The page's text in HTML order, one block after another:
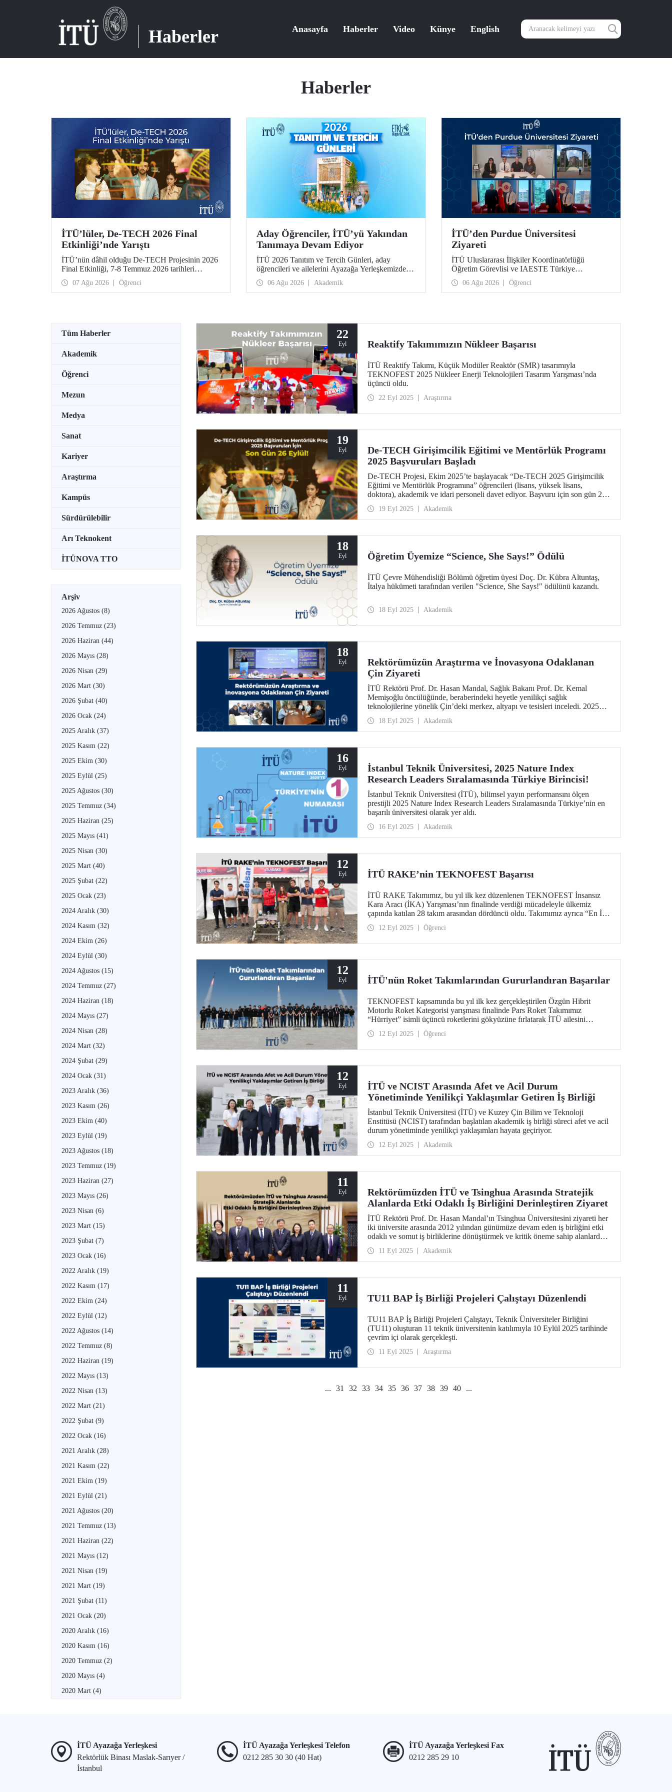
Haberler Anasayfa Haberler Video Künye English
Haberler
İTÜ’lüler, De-TECH 2026 Final
Etkinliği’nde Yarıştı
İTÜ’nün dâhil olduğu De-TECH Projesinin 2026
Final Etkinliği, 7-8 Temmuz 2026 tarihleri
arasında Almanya’da Leibniz Üniversitesi
Hannover ev sahipliğinde düzenlendi. İTÜ’lü
girişimciler, etkinlikte girişimlerini ve projelerini
Şanlı tarafından geliştirilen “PressPot” Projesi,
De-TECH İnovasyon Teknoloji Müsabakası –
kategorisinde birincilik ödülünün sahibi oldu.
07 Ağu 2026 Öğrenci
Aday Öğrenciler, İTÜ’yü Yakından
Tanımaya Devam Ediyor
İTÜ 2026 Tanıtım ve Tercih Günleri, aday
öğrencileri ve ailelerini Ayazağa Yerleşkemizde
ağırlamaya devam ediyor. Tanıtım ve Tercih
Günleri 7 Ağustos’ta tamamlanacak, ilgili fakülte
ve birimler adaylara bilgi vermeye devam edecek.
06 Ağu 2026 Akademik
İTÜ’den Purdue Üniversitesi
Ziyareti
İTÜ Uluslararası İlişkiler Koordinatörlüğü
Öğretim Görevlisi ve IAESTE Türkiye
Sorumlusu Cahit Okan, akademik ilişkileri ve iş
birliğini geliştirmek amacıyla 20-27 Temmuz
tarihlerinde ABD’de dünyanın önde gelen
06 Ağu 2026 Öğrenci
Tüm Haberler
Akademik
Öğrenci
Mezun
Medya
Sanat
Kariyer
Araştırma
Kampüs
Sürdürülebilir
Arı Teknokent
İTÜNOVA TTO
Arşiv
2026 Ağustos (8)
2026 Temmuz (23)
2026 Haziran (44)
2026 Mayıs (28)
2026 Nisan (29)
2026 Mart (30)
2026 Şubat (40)
2026 Ocak (24)
2025 Aralık (37)
2025 Kasım (22)
2025 Ekim (30)
2025 Eylül (25)
2025 Ağustos (30)
2025 Temmuz (34)
2025 Haziran (25)
2025 Mayıs (41)
2025 Nisan (30)
2025 Mart (40)
2025 Şubat (22)
2025 Ocak (23)
2024 Aralık (30)
2024 Kasım (32)
2024 Ekim (26)
2024 Eylül (30)
2024 Ağustos (15)
2024 Temmuz (27)
2024 Haziran (18)
2024 Mayıs (27)
2024 Nisan (28)
2024 Mart (32)
2024 Şubat (29)
2024 Ocak (31)
2023 Aralık (36)
2023 Kasım (26)
2023 Ekim (40)
2023 Eylül (19)
2023 Ağustos (18)
2023 Temmuz (19)
2023 Haziran (27)
2023 Mayıs (26)
2023 Nisan (6)
2023 Mart (15)
2023 Şubat (7)
2023 Ocak (16)
2022 Aralık (19)
2022 Kasım (17)
2022 Ekim (24)
2022 Eylül (12)
2022 Ağustos (14)
2022 Temmuz (8)
2022 Haziran (19)
2022 Mayıs (13)
2022 Nisan (13)
2022 Mart (21)
2022 Şubat (9)
2022 Ocak (16)
2021 Aralık (28)
2021 Kasım (22)
2021 Ekim (19)
2021 Eylül (21)
2021 Ağustos (20)
2021 Temmuz (13)
2021 Haziran (22)
2021 Mayıs (12)
2021 Nisan (19)
2021 Mart (19)
2021 Şubat (11)
2021 Ocak (20)
2020 Aralık (16)
2020 Kasım (16)
2020 Temmuz (2)
2020 Mayıs (4)
2020 Mart (4)
22
Eyl Reaktify Takımımızın Nükleer Başarısı
İTÜ Reaktify Takımı, Küçük Modüler Reaktör (SMR) tasarımıyla
TEKNOFEST 2025 Nükleer Enerji Teknolojileri Tasarım Yarışması’nda
üçüncü oldu.
22 Eyl 2025 Araştırma
19
Eyl
De-TECH Girişimcilik Eğitimi ve Mentörlük Programı
2025 Başvuruları Başladı
De-TECH Projesi, Ekim 2025’te başlayacak “De-TECH 2025 Girişimcilik
Eğitimi ve Mentörlük Programına” öğrencileri (lisans, yüksek lisans,
doktora), akademik ve idari personeli davet ediyor. Başvuru için son gün 26
19 Eyl 2025 Akademik
18
Eyl Öğretim Üyemize “Science, She Says!” Ödülü
İTÜ Çevre Mühendisliği Bölümü öğretim üyesi Doç. Dr. Kübra Altuntaş,
İtalya hükümeti tarafından verilen "Science, She Says!" ödülünü kazandı.
18 Eyl 2025 Akademik
18
Eyl
Rektörümüzün Araştırma ve İnovasyona Odaklanan
Çin Ziyareti
İTÜ Rektörü Prof. Dr. Hasan Mandal, Sağlık Bakanı Prof. Dr. Kemal
Memişoğlu öncülüğünde, beraberindeki heyetle yenilikçi sağlık
teknolojilerine yönelik Çin’deki merkez, altyapı ve tesisleri inceledi. 2025
Mandal, İTÜ ev sahipliğinde gerçekleşecek 2026 WAITRO Zirvesi’ne
hazırlıklar kapsamında NICE yöneticileriyle bir araya geldi.
18 Eyl 2025 Akademik
16
Eyl
İstanbul Teknik Üniversitesi, 2025 Nature Index
Research Leaders Sıralamasında Türkiye Birincisi!
İstanbul Teknik Üniversitesi (İTÜ), bilimsel yayın performansını ölçen
prestijli 2025 Nature Index Research Leaders Sıralamasında Türkiye’nin en
başarılı üniversitesi olarak yer aldı.
16 Eyl 2025 Akademik
12
Eyl İTÜ RAKE’nin TEKNOFEST Başarısı
İTÜ RAKE Takımımız, bu yıl ilk kez düzenlenen TEKNOFEST İnsansız
Kara Aracı (İKA) Yarışması’nın finalinde verdiği mücadeleyle ülkemiz
çapında katılan 28 takım arasından dördüncü oldu. Takımımız ayrıca “En İyi
Tasarım” ödülüne layık görüldü.
12 Eyl 2025 Öğrenci
12
Eyl İTÜ'nün Roket Takımlarından Gururlandıran Başarılar
TEKNOFEST kapsamında bu yıl ilk kez gerçekleştirilen Özgün Hibrit
Motorlu Roket Kategorisi yarışması finalinde Pars Roket Takımımız
“Hürriyet” isimli üçüncü roketlerini gökyüzüne fırlatarak İTÜ ailesini
gururlandıran bir başarıya imza attı. Yarışma alanında İTÜ proje takımlarının
üç roketinin eş zamanlı olarak fırlatılması dünyada bir ilk olarak kayıtlara
12 Eyl 2025 Öğrenci
12
Eyl
İTÜ ve NCIST Arasında Afet ve Acil Durum
Yönetiminde Yenilikçi Yaklaşımlar Getiren İş Birliği
İstanbul Teknik Üniversitesi (İTÜ) ve Kuzey Çin Bilim ve Teknoloji
Enstitüsü (NCIST) tarafından başlatılan akademik iş birliği süreci afet ve acil
durum yönetiminde yenilikçi yaklaşımları hayata geçiriyor.
12 Eyl 2025 Akademik
11
Eyl
Rektörümüzden İTÜ ve Tsinghua Arasında Stratejik
Alanlarda Etki Odaklı İş Birliğini Derinleştiren Ziyaret
İTÜ Rektörü Prof. Dr. Hasan Mandal’ın Tsinghua Üniversitesini ziyareti her
iki üniversite arasında 2012 yılından günümüze devam eden iş birliğini etki
odaklı ve somut iş birliklerine dönüştürmek ve kritik öneme sahip alanlarda
11 Eyl 2025 Akademik
11
Eyl TU11 BAP İş Birliği Projeleri Çalıştayı Düzenlendi
TU11 BAP İş Birliği Projeleri Çalıştayı, Teknik Üniversiteler Birliğini
(TU11) oluşturan 11 teknik üniversitenin katılımıyla 10 Eylül 2025 tarihinde
çevrim içi olarak gerçekleşti.
11 Eyl 2025 Araştırma
... 31 32 33 34 35 36 37 38 39 40 ...
İTÜ Ayazağa Yerleşkesi
Rektörlük Binası Maslak-Sarıyer /
İstanbul
İTÜ Ayazağa Yerleşkesi Telefon
0212 285 30 30 (40 Hat)
İTÜ Ayazağa Yerleşkesi Fax
0212 285 29 10